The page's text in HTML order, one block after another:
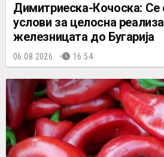
Димитриеска-Кочоска: Се
услови за целосна
железницата до Бугарија
06.08.2026. 16:54